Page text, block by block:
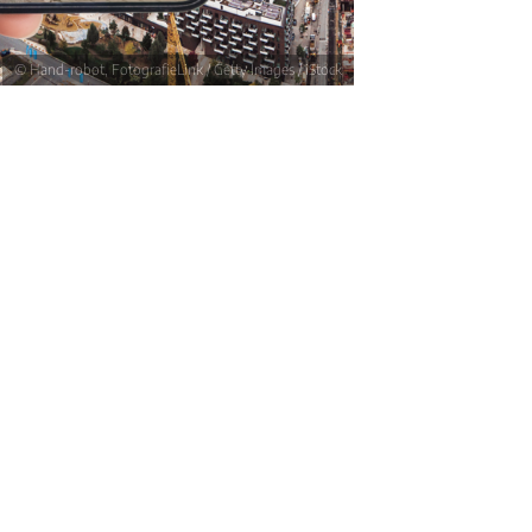
© Hand-robot, FotografieLink / Getty Images / iStock